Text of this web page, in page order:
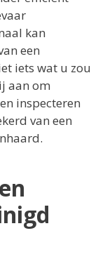
kan
een
iets wat u zou
aan om
inspecteren
van een